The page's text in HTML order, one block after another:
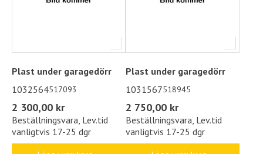
Plast under garagedörr
1032564517093
2 300,00 kr
Beställningsvara, Lev.tid
vanligtvis 17-25 dgr
Plast under garagedörr
1031567518945
2 750,00 kr
Beställningsvara, Lev.tid
vanligtvis 17-25 dgr